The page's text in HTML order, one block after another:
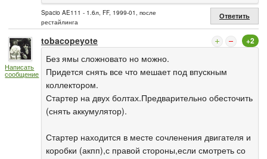
Spacio AE111 - 1.6л, FF, 1999-01, после
рестайлинга
Ответить
Написать
сообщение
tobacopeyote +2
Без ямы сложновато но можно.
Придется снять все что мешает под впускным
коллектором.
Стартер на двух болтах.Предварительно обесточить
(снять аккумулятор).
Стартер находится в месте сочленения двигателя и
коробки (акпп),с правой стороны,если смотреть со